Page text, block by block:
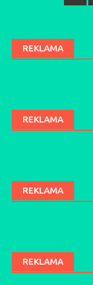
navigation
REKLAMA
REKLAMA
REKLAMA
REKLAMA